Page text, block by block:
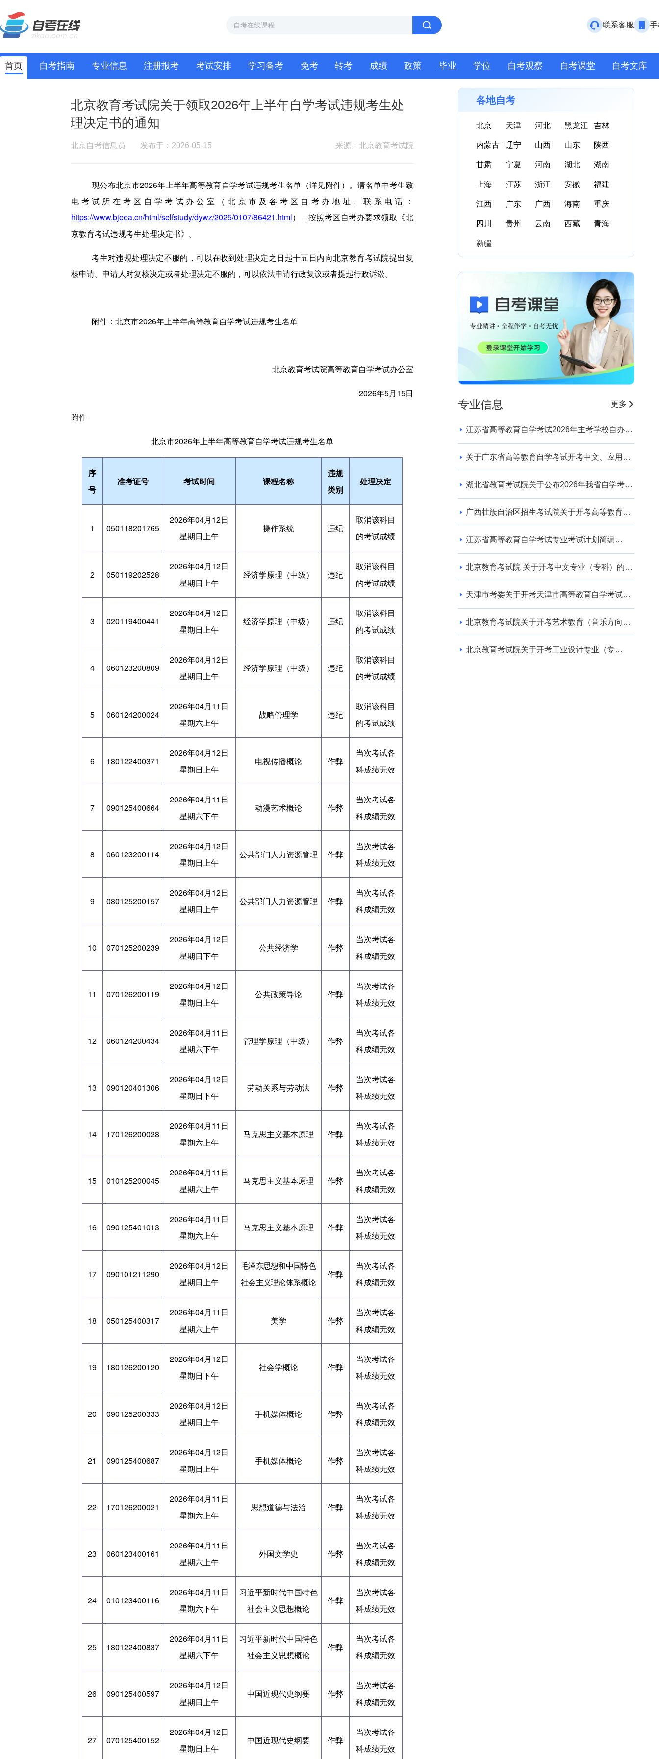
联系客服 手
首页 自考指南 专业信息 注册报考 考试安排 学习备考 免考 转考 成绩 政策 毕业 学位 自考观察 自考课堂 自考文库
北京教育考试院关于领取2026年上半年自学考试违规考生处
理决定书的通知
北京自考信息员 发布于：2026-05-15 来源：北京教育考试院
现公布北京市2026年上半年高等教育自学考试违规考生名单（详见附件）。请名单中考生致
电考试所在考区自学考试办公室（北京市及各考区自考办地址、联系电话：
https://www.bjeea.cn/html/selfstudy/dywz/2025/0107/86421.html），按照考区自考办要求领取《北
京教育考试违规考生处理决定书》。
考生对违规处理决定不服的，可以在收到处理决定之日起十五日内向北京教育考试院提出复
核申请。申请人对复核决定或者处理决定不服的，可以依法申请行政复议或者提起行政诉讼。
附件：北京市2026年上半年高等教育自学考试违规考生名单
北京教育考试院高等教育自学考试办公室
2026年5月15日
附件
北京市2026年上半年高等教育自学考试违规考生名单
序
号
准考证号 考试时间 课程名称
违规
类别
处理决定
1 050118201765
2026年04月12日
星期日上午
操作系统 违纪
取消该科目
的考试成绩
2 050119202528
2026年04月12日
星期日上午
经济学原理（中级） 违纪
取消该科目
的考试成绩
3 020119400441
2026年04月12日
星期日上午
经济学原理（中级） 违纪
取消该科目
的考试成绩
4 060123200809
2026年04月12日
星期日上午
经济学原理（中级） 违纪
取消该科目
的考试成绩
5 060124200024
2026年04月11日
星期六上午
战略管理学 违纪
取消该科目
的考试成绩
6 180122400371
2026年04月12日
星期日上午
电视传播概论 作弊
当次考试各
科成绩无效
7 090125400664
2026年04月11日
星期六下午
动漫艺术概论 作弊
当次考试各
科成绩无效
8 060123200114
2026年04月12日
星期日上午
公共部门人力资源管理 作弊
当次考试各
科成绩无效
9 080125200157
2026年04月12日
星期日上午
公共部门人力资源管理 作弊
当次考试各
科成绩无效
10 070125200239
2026年04月12日
星期日下午
公共经济学 作弊
当次考试各
科成绩无效
11 070126200119
2026年04月12日
星期日上午
公共政策导论 作弊
当次考试各
科成绩无效
12 060124200434
2026年04月11日
星期六下午
管理学原理（中级） 作弊
当次考试各
科成绩无效
13 090120401306
2026年04月12日
星期日下午
劳动关系与劳动法 作弊
当次考试各
科成绩无效
14 170126200028
2026年04月11日
星期六上午
马克思主义基本原理 作弊
当次考试各
科成绩无效
15 010125200045
2026年04月11日
星期六上午
马克思主义基本原理 作弊
当次考试各
科成绩无效
16 090125401013
2026年04月11日
星期六上午
马克思主义基本原理 作弊
当次考试各
科成绩无效
17 090101211290
2026年04月12日
星期日上午
毛泽东思想和中国特色
社会主义理论体系概论
作弊
当次考试各
科成绩无效
18 050125400317
2026年04月11日
星期六上午
美学 作弊
当次考试各
科成绩无效
19 180126200120
2026年04月12日
星期日下午
社会学概论 作弊
当次考试各
科成绩无效
20 090125200333
2026年04月12日
星期日上午
手机媒体概论 作弊
当次考试各
科成绩无效
21 090125400687
2026年04月12日
星期日上午
手机媒体概论 作弊
当次考试各
科成绩无效
22 170126200021
2026年04月11日
星期六上午
思想道德与法治 作弊
当次考试各
科成绩无效
23 060123400161
2026年04月11日
星期六上午
外国文学史 作弊
当次考试各
科成绩无效
24 010123400116
2026年04月11日
星期六下午
习近平新时代中国特色
社会主义思想概论
作弊
当次考试各
科成绩无效
25 180122400837
2026年04月11日
星期六下午
习近平新时代中国特色
社会主义思想概论
作弊
当次考试各
科成绩无效
26 090125400597
2026年04月12日
星期日上午
中国近现代史纲要 作弊
当次考试各
科成绩无效
27 070125400152
2026年04月12日
星期日上午
中国近现代史纲要 作弊
当次考试各
科成绩无效
各地自考
北京 天津 河北 黑龙江 吉林
内蒙古 辽宁 山西 山东 陕西
甘肃 宁夏 河南 湖北 湖南
上海 江苏 浙江 安徽 福建
江西 广东 广西 海南 重庆
四川 贵州 云南 西藏 青海
新疆
专业信息 更多
江苏省高等教育自学考试2026年主考学校自办助
关于广东省高等教育自学考试开考中文、应用英
湖北省教育考试院关于公布2026年我省自学考试
广西壮族自治区招生考试院关于开考高等教育自
江苏省高等教育自学考试专业考试计划简编
北京教育考试院 关于开考中文专业（专科）的通
天津市考委关于开考天津市高等教育自学考试电
北京教育考试院关于开考艺术教育（音乐方向）
北京教育考试院关于开考工业设计专业（专